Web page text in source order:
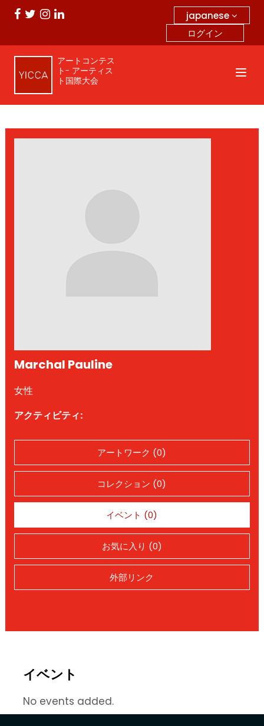
japanese
ログイン
アートコンテス
ト- アーティス
ト国際大会
Marchal Pauline
女性
アクティビティ:
アートワーク (0)
コレクション (0)
イベント (0)
お気に入り (0)
外部リンク
イベント
No events added.